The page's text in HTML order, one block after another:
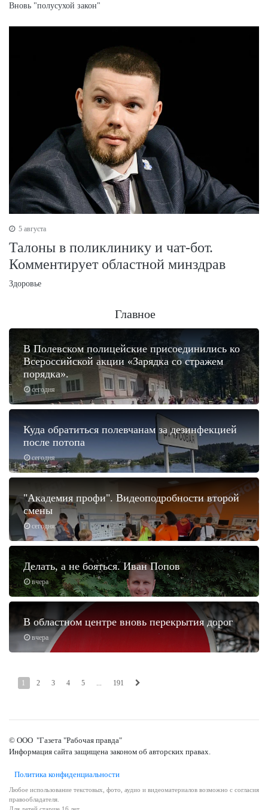
Вновь "полусухой закон"
5 августа
Талоны в поликлинику и чат-бот.
Комментирует областной минздрав
Здоровье
Главное
сегодня
В Полевском полицейские присоединились ко
Всероссийской акции «Зарядка со стражем
порядка».
сегодня
Куда обратиться полевчанам за дезинфекцией
после потопа
сегодня
"Академия профи". Видеоподробности второй
смены
вчера
Делать, а не бояться. Иван Попов
вчера
В областном центре вновь перекрытия дорог
1 2 3 4 5 ... 191
© ООО "Газета "Рабочая правда"
Информация сайта защищена законом об авторских правах.
Политика конфиденциальности
Любое использование текстовых, фото, аудио и видеоматериалов возможно с согласия
правообладателя.